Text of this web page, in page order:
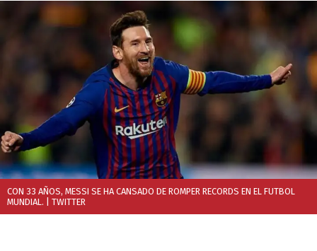
CON 33 AÑOS, MESSI SE HA CANSADO DE ROMPER RECORDS EN EL FUTBOL
MUNDIAL. | TWITTER